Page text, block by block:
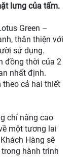
lưng của tấm.
Green –
thân thiện với
sử dụng.
đồng thời của 2
nhất định.
theo cả hai thiết
chỉ nâng cao
một tương lai
Hàng sẽ
hành trình